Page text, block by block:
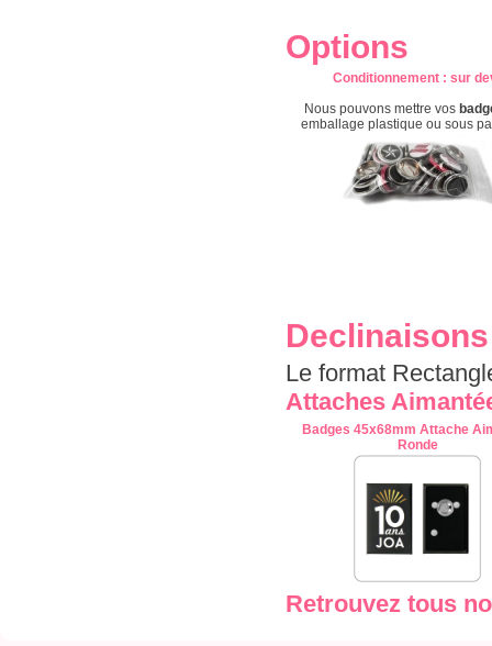
Options
Conditionnement: sur
Nous pouvons mettre vos
emballage plastique ou sous
Declinaisons
Le format
Attaches
Badges 45x68mm Attache
Ronde
Retrouvez tous